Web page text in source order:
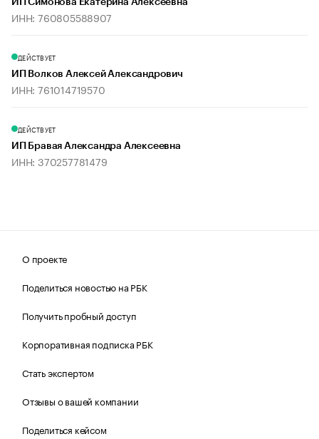
ИП Симонова Екатерина Алексеевна
ИНН: 760805588907
ДЕЙСТВУЕТ
ИП Волков Алексей Александрович
ИНН: 761014719570
ДЕЙСТВУЕТ
ИП Бравая Александра Алексеевна
ИНН: 370257781479
О проекте
Поделиться новостью на РБК
Получить пробный доступ
Корпоративная подписка РБК
Стать экспертом
Отзывы о вашей компании
Поделиться кейсом